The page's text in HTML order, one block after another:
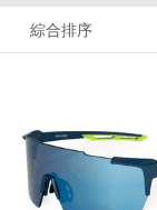
綜合排序